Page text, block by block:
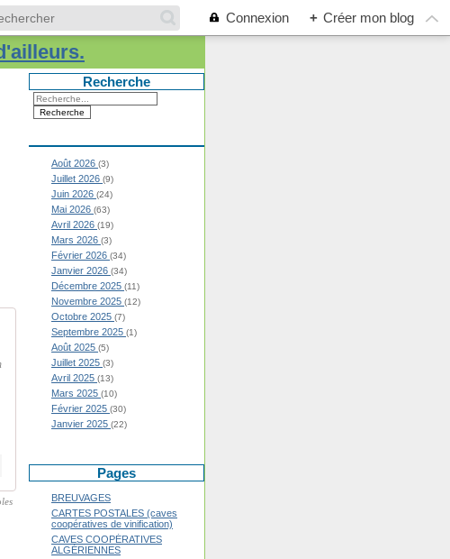
Connexion + Créer mon blog
Recherche
Août 2026 (3)
Juillet 2026 (9)
Juin 2026 (24)
Mai 2026 (63)
Avril 2026 (19)
Mars 2026 (3)
Février 2026 (34)
Janvier 2026 (34)
Décembre 2025 (11)
Novembre 2025 (12)
Octobre 2025 (7)
Septembre 2025 (1)
Août 2025 (5)
Juillet 2025 (3)
Avril 2025 (13)
Mars 2025 (10)
Février 2025 (30)
Janvier 2025 (22)
Pages
BREUVAGES
CARTES POSTALES (caves
coopératives de vinification)
CAVES COOPÉRATIVES
ALGÉRIENNES